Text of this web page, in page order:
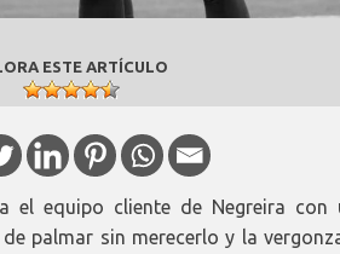
ESTE ARTÍCULO
el equipo cliente de Negreira con
palmar sin merecerlo y la